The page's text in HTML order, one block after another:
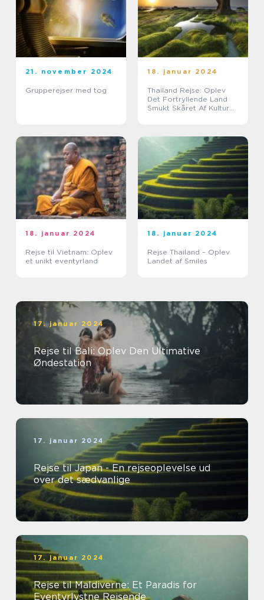
21. november 2024
Grupperejser med tog
18. januar 2024
Thailand Rejse: Oplev
Det Fortryllende Land
Smukt Skåret Af Kultur
18. januar 2024
Rejse til Vietnam: Oplev
et unikt eventyrland
18. januar 2024
Rejse Thailand – Oplev
Landet af Smiles
17. januar 2024
Rejse til Bali: Oplev Den Ultimative
Øndestation
17. januar 2024
Rejse til Japan - En rejseoplevelse ud
over det sædvanlige
17. januar 2024
Rejse til Maldiverne: Et Paradis for
Eventyrlystne Rejsende